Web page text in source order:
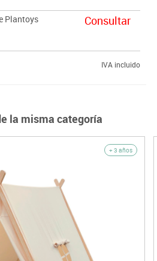
Plantoys
Consultar
IVA incluido
la misma categoría
+ 3 años